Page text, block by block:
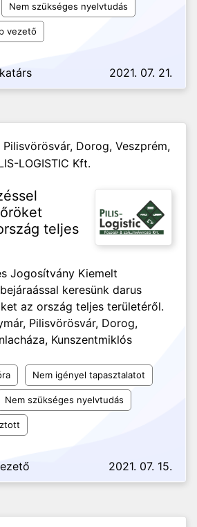
Nem szükséges nyelvtudás
vezető
2021. 07. 21.
Pilisvörösvár, Dorog, Veszprém,
LOGISTIC Kft.
teljes
Jogosítvány Kiemelt
keresünk darus
az ország teljes területéről.
Pilisvörösvár, Dorog,
Kunszentmiklós
Nem igényel tapasztalatot
Nem szükséges nyelvtudás
2021. 07. 15.